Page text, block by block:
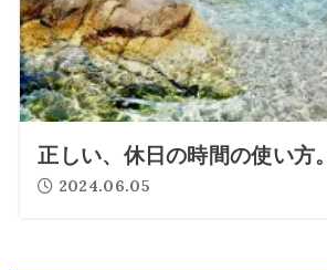
正しい、休日の時間の使い方。
2024.06.05